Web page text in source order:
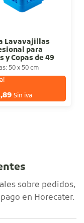
Lavavajillas
para
y Copas de 49
-
cm
50 x 50 cm
,89 Sin iva
sobre pedidos,
en Horecater.